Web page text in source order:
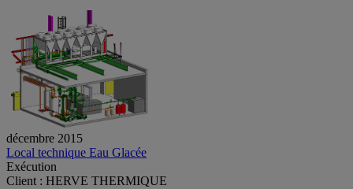
décembre 2015
Local technique Eau Glacée
Exécution
Client : HERVE THERMIQUE